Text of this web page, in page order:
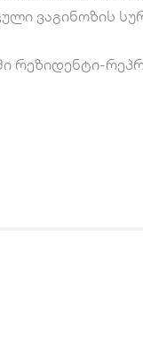
ვაგინოზის
რეზიდენტი-